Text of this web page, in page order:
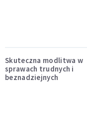
Skuteczna modlitwa w
sprawach trudnych i
beznadziejnych